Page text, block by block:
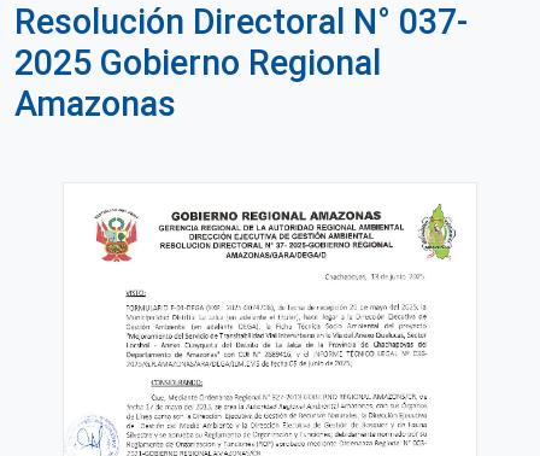
Resolución Directoral N° 037-
2025 Gobierno Regional
Amazonas